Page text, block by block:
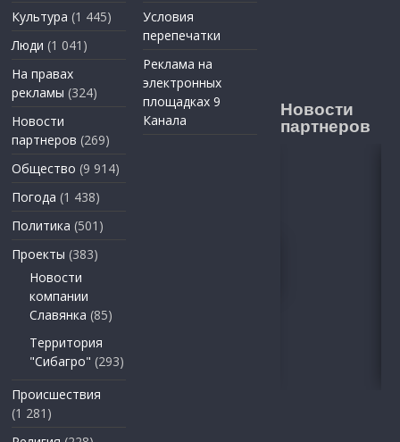
Культура (1 445)
Люди (1 041)
На правах
рекламы (324)
Новости
партнеров (269)
Общество (9 914)
Погода (1 438)
Политика (501)
Проекты (383)
Новости
компании
Славянка (85)
Территория
"Сибагро" (293)
Происшествия
(1 281)
Условия
перепечатки
Реклама на
электронных
площадках 9
Канала
Новости
партнеров